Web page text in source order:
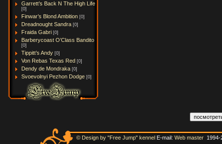
Garrett’s Back N The High Life
[0]
Finwar’s Blond Ambition [0]
Dreadnought Sandra [0]
Fraida Gabri [0]
Barberycoast O’Class Bandito
[0]
Tippitt’s Andy [0]
Von Rebas Texas Red [0]
Dendy de Mondraka [0]
Svoevolnyi Pezhon Dodge [0]
© Design by "Free Jump" kennelE-mail: Web master